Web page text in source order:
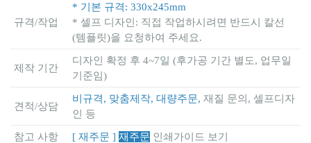
규격/작업
* 기본 규격: 330x245mm
* 셀프 디자인: 직접 작업하시려면 반드시 칼선
(템플릿)을 요청하여 주세요.
제작 기간
디자인 확정 후 4~7일 (후가공 기간 별도, 업무일
기준임)
견적/상담
비규격, 맞춤제작, 대량주문, 재질 문의, 셀프디자
인 등
참고 사항 [ 재주문 ] 재주문 인쇄가이드 보기